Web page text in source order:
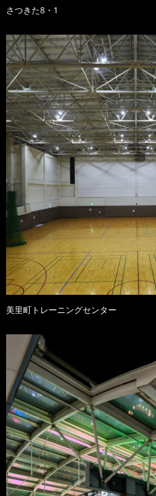
さつきた8・1
美里町トレーニングセンター